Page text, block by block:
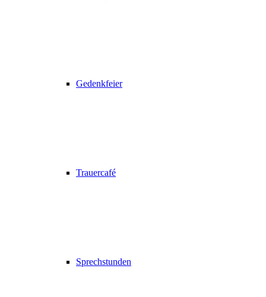
Gedenkfeier
Trauercafé
Sprechstunden